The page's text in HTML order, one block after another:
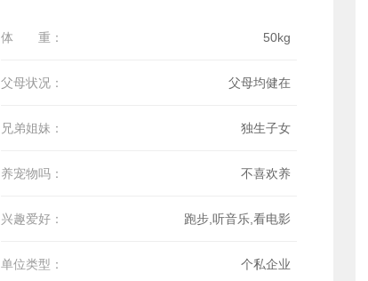
体 重： 50kg
父母状况： 父母均健在
兄弟姐妹： 独生子女
养宠物吗： 不喜欢养
兴趣爱好： 跑步,听音乐,看电影
单位类型： 个私企业